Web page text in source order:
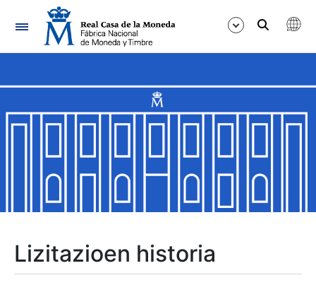
Nabigazioa
Erakutsi/Ezkutatu
Erakutsi/Ezkutatu
Erakutsi/Ezkutatu
Lizitazioen historia